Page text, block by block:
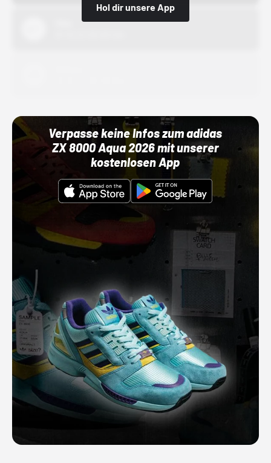
Hol dir unsere App
Verpasse keine Infos zum adidas
ZX 8000 Aqua 2026 mit unserer
kostenlosen App